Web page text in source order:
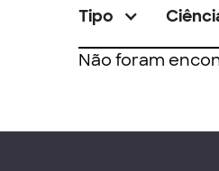
Tipo
Não foram